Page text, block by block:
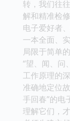
转，我们往
解和精准检
电子爱好者
一本全面、
局限于简单
“望、闻、问
工作原理的
准确地定位
手回春”的
理解它们，